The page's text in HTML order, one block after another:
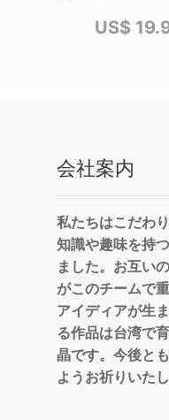
US$
会社案内
私たちはこだわ
知識や趣味を持
ました。お互い
がこのチームで
アイディアが生
る作品は台湾で
晶です。今後と
ようお祈りいたし